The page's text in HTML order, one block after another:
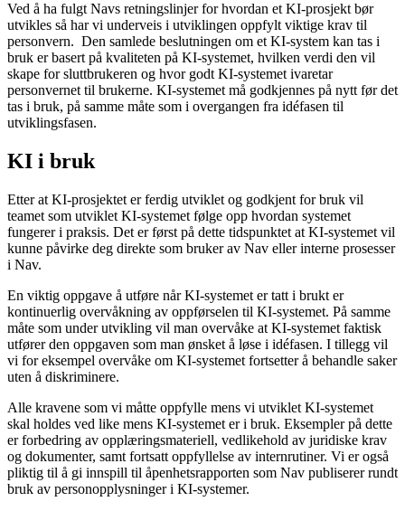
Ved å ha fulgt Navs retningslinjer for hvordan et KI-prosjekt bør
utvikles så har vi underveis i utviklingen oppfylt viktige krav til
personvern. Den samlede beslutningen om et KI-system kan tas i
bruk er basert på kvaliteten på KI-systemet, hvilken verdi den vil
skape for sluttbrukeren og hvor godt KI-systemet ivaretar
personvernet til brukerne. KI-systemet må godkjennes på nytt før det
tas i bruk, på samme måte som i overgangen fra idéfasen til
utviklingsfasen.
KI i bruk
Etter at KI-prosjektet er ferdig utviklet og godkjent for bruk vil
teamet som utviklet KI-systemet følge opp hvordan systemet
fungerer i praksis. Det er først på dette tidspunktet at KI-systemet vil
kunne påvirke deg direkte som bruker av Nav eller interne prosesser
i Nav.
En viktig oppgave å utføre når KI-systemet er tatt i brukt er
kontinuerlig overvåkning av oppførselen til KI-systemet. På samme
måte som under utvikling vil man overvåke at KI-systemet faktisk
utfører den oppgaven som man ønsket å løse i idéfasen. I tillegg vil
vi for eksempel overvåke om KI-systemet fortsetter å behandle saker
uten å diskriminere.
Alle kravene som vi måtte oppfylle mens vi utviklet KI-systemet
skal holdes ved like mens KI-systemet er i bruk. Eksempler på dette
er forbedring av opplæringsmateriell, vedlikehold av juridiske krav
og dokumenter, samt fortsatt oppfyllelse av internrutiner. Vi er også
pliktig til å gi innspill til åpenhetsrapporten som Nav publiserer rundt
bruk av personopplysninger i KI-systemer.